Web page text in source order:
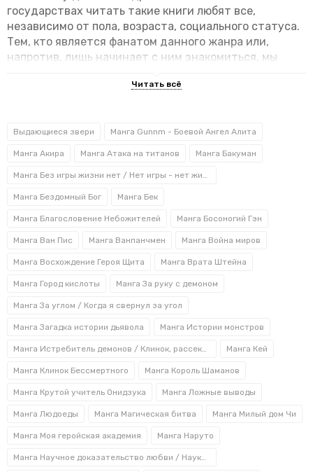
государствах читать такие книги любят все,
независимо от пола, возраста, социального статуса.
Тем, кто является фанатом данного жанра или,
напротив, лишь начинает с ним знакомиться, мы
русском языке от лучших издательств в нашем
Произведение, написанное и проиллюстрированное
Минкультуры Японии провело в 2007 году, занимает
двенадцатое место среди самых лучших манг всех
1995 гг. Снятый по нему аниме-сериал, состоящий из
24 эпизодов, вышел в 2014 году.
Обзор манги «Паразит»
Манга повествует о существах, которые живут за
нечеловеческую силу. Паразиты, посланные
небесами, проникают в мозг людей, обретая над
обычного подростка Синдзи Идзуми, не повезло, он
не смог полностью властвовать над носителем.
Однако из-за этого юноша вынужден постоянно
большей силой паразитами. Какое решение примет
Синдзи, если его сосуществование с паразитом
Выдающиеся звери Манга Gunnm - Боевой Ангел Алита
Манга Акира Манга Атака на титанов Манга Бакуман
Манга Без игры жизни нет / Нет игры - нет жизни
Манга Бездомный Бог Манга Бек
Манга Благословение Небожителей Манга Босоногий Гэн
Манга Ван Пис Манга Ванпанчмен Манга Война миров
Манга Восхождение Героя Щита Манга Врата Штейна
Манга Город кислоты Манга За руку с демоном
Манга За углом / Когда я свернул за угол
Манга Загадка истории дьявола Манга Истории монстров
Манга Истребитель демонов / Клинок, рассекающий демонов Манга Кей
Манга Клинок Бессмертного Манга Король Шаманов
Манга Крутой учитель Онидзука Манга Ложные выводы
Манга Людоеды Манга Магическая битва Манга Милый дом Чи
Манга Моя геройская академия Манга Наруто
Манга Научное доказательство любви / Наука влюблена и мы докажем это